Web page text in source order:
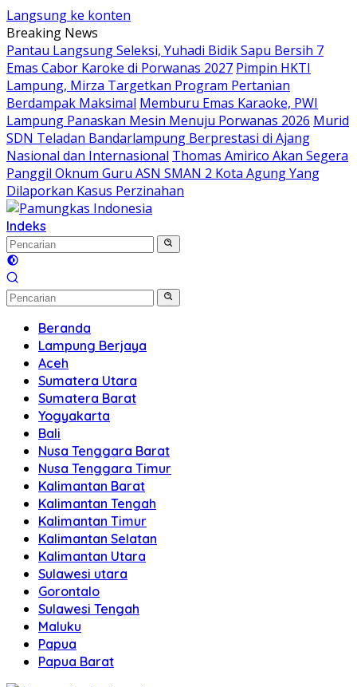
Langsung ke konten
Breaking News
Pantau Langsung Seleksi, Yuhadi Bidik Sapu Bersih 7
Emas Cabor Karoke di Porwanas 2027 Pimpin HKTI
Lampung, Mirza Targetkan Program Pertanian
Berdampak Maksimal Memburu Emas Karaoke, PWI
Lampung Panaskan Mesin Menuju Porwanas 2026 Murid
SDN Teladan Bandarlampung Berprestasi di Ajang
Nasional dan Internasional Thomas Amirico Akan Segera
Panggil Oknum Guru ASN SMAN 2 Kota Agung Yang
Dilaporkan Kasus Perzinahan
Indeks
Beranda
Lampung Berjaya
Aceh
Sumatera Utara
Sumatera Barat
Yogyakarta
Bali
Nusa Tenggara Barat
Nusa Tenggara Timur
Kalimantan Barat
Kalimantan Tengah
Kalimantan Timur
Kalimantan Selatan
Kalimantan Utara
Sulawesi utara
Gorontalo
Sulawesi Tengah
Maluku
Papua
Papua Barat